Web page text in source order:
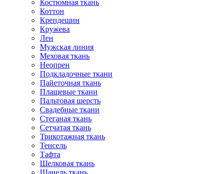
Костюмная ткань
Коттон
Крепдешин
Кружева
Лен
Мужская линия
Меховая ткань
Неопрен
Подкладочные ткани
Пайеточная ткань
Плащевые ткани
Пальтовая шерсть
Свадебные ткани
Стеганая ткань
Сетчатая ткань
Трикотажная ткань
Тенсель
Тафта
Шелковая ткань
Шанель ткань